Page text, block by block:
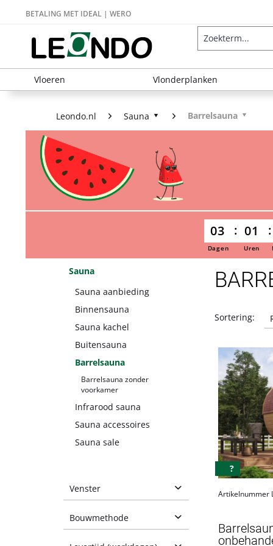
BETALING MET IDEAL | WERO
Vloeren Vlonderplanken
Leondo.nl Sauna Barrelsauna
03 01
Dagen Uren
Sauna
Sauna aanbieding
Binnensauna
Sauna kachel
Buitensauna
Barrelsauna
Barrelsauna zonder
voorkamer
Infrarood sauna
Sauna accessoires
Sauna sale
Venster
met venster
zonder venster
Bouwmethode
Sortering:
?
Artikelnummer